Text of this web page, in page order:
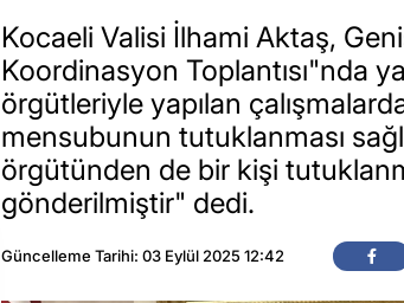
Kocaeli Valisi İlhami Aktaş,
Koordinasyon Toplantısı"nda
örgütleriyle yapılan
mensubunun tutuklanması
örgütünden de bir kişi
gönderilmiştir" dedi.
Güncelleme Tarihi: 03 Eylül 2025 12:42